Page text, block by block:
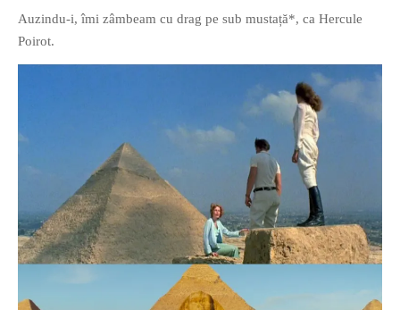
Auzindu-i, îmi zâmbeam cu drag pe sub mustață*, ca Hercule
Poirot.